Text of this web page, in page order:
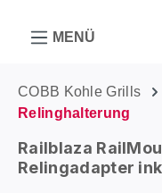
MENÜ
COBB Kohle Grills
Relinghalterung
Railblaza
Relingadapter